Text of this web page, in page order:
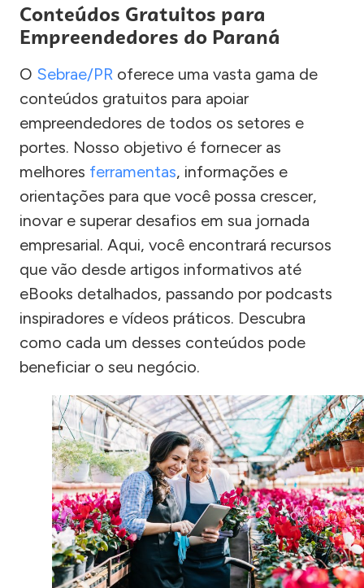
Conteúdos Gratuitos para
Empreendedores do Paraná
O Sebrae/PR oferece uma vasta gama de
conteúdos gratuitos para apoiar
empreendedores de todos os setores e
portes. Nosso objetivo é fornecer as
melhores ferramentas, informações e
orientações para que você possa crescer,
inovar e superar desafios em sua jornada
empresarial. Aqui, você encontrará recursos
que vão desde artigos informativos até
eBooks detalhados, passando por podcasts
inspiradores e vídeos práticos. Descubra
como cada um desses conteúdos pode
beneficiar o seu negócio.